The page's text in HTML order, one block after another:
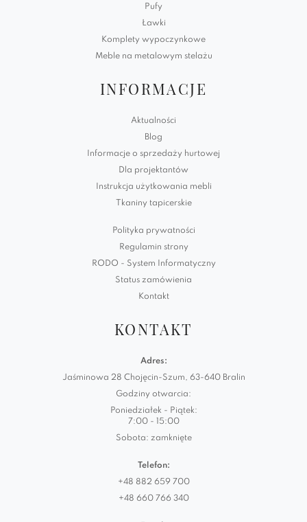
Pufy
Ławki
Komplety wypoczynkowe
Meble na metalowym stelażu
INFORMACJE
Aktualności
Blog
Informacje o sprzedaży hurtowej
Dla projektantów
Instrukcja użytkowania mebli
Tkaniny tapicerskie
Polityka prywatności
Regulamin strony
RODO - System Informatyczny
Status zamówienia
Kontakt
KONTAKT
Adres:
Jaśminowa 28 Chojęcin-Szum, 63-640 Bralin
Godziny otwarcia:
Poniedziałek - Piątek:
7:00 - 15:00
Sobota: zamknięte
Telefon:
+48 882 659 700
+48 660 766 340